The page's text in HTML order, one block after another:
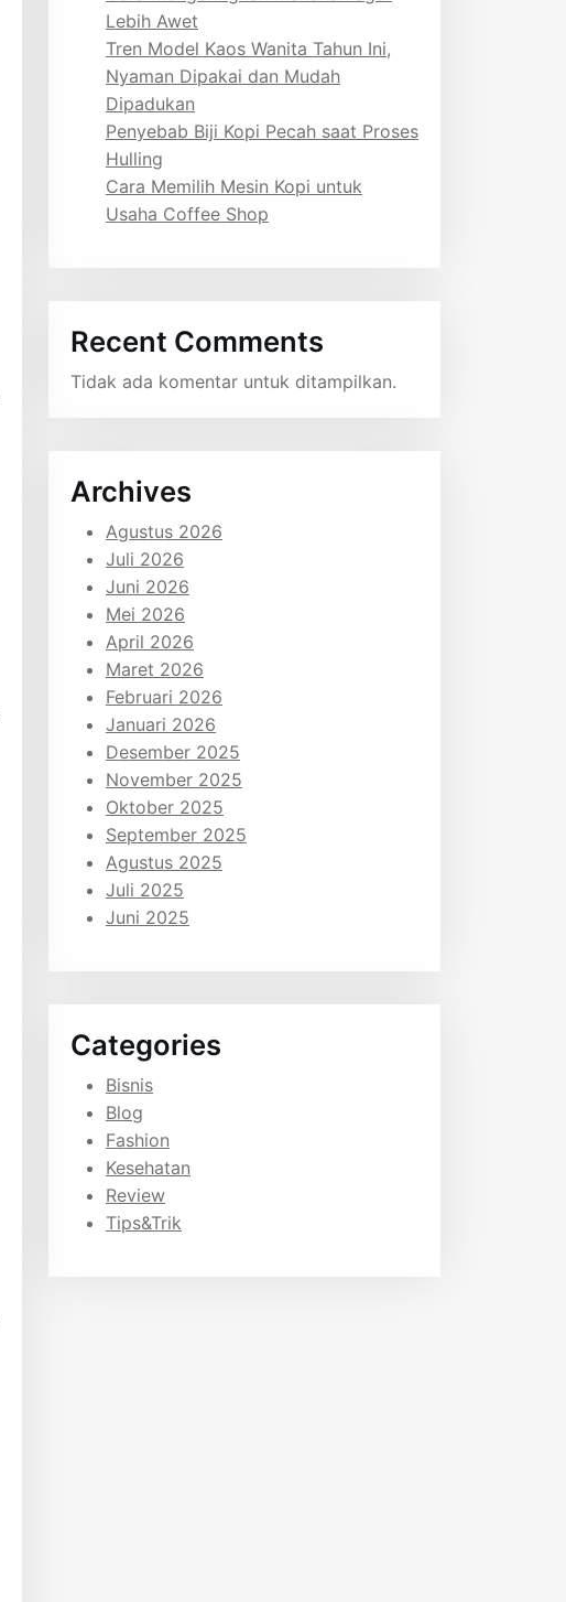
Lebih Awet
Tren Model Kaos Wanita Tahun Ini,
Nyaman Dipakai dan Mudah
Dipadukan
Penyebab Biji Kopi Pecah saat Proses
Hulling
Cara Memilih Mesin Kopi untuk
Usaha Coffee Shop
Recent Comments
Tidak ada komentar untuk ditampilkan.
Archives
Agustus 2026
Juli 2026
Juni 2026
Mei 2026
April 2026
Maret 2026
Februari 2026
Januari 2026
Desember 2025
November 2025
Oktober 2025
September 2025
Agustus 2025
Juli 2025
Juni 2025
Categories
Bisnis
Blog
Fashion
Kesehatan
Review
Tips&Trik